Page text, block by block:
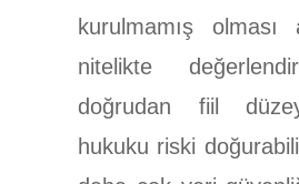
kurulmamış olması
nitelikte
doğrudan fiil
hukuku riski